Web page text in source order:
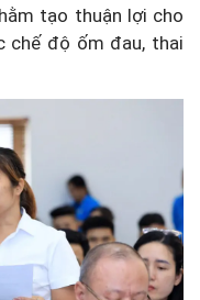
tạo thuận lợi cho
chế độ ốm đau, thai